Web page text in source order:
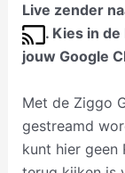
Live zender
. Kies in
jouw Google
Met de Ziggo
gestreamd
kunt hier geen